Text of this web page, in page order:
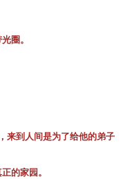
圈。
来到人间是为了给他的弟子
的家园。